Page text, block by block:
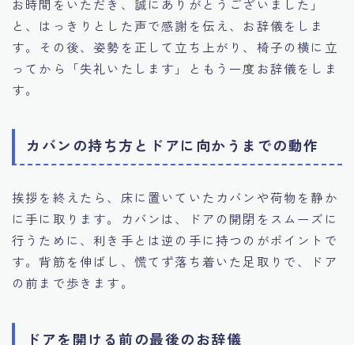
お時間をいただき、誠にありがとうございました」
と、はっきりとした声で感謝を伝え、お辞儀をしま
す。その後、姿勢を正して立ち上がり、椅子の横に立
ってから「失礼いたします」ともう一度お辞儀をしま
す。
カバンの持ち方とドアに向かうまでの動作
挨拶を終えたら、床に置いていたカバンや荷物を静か
に手に取ります。カバンは、ドアの開閉をスムーズに
行うために、利き手とは逆の手に持つのがポイントで
す。背筋を伸ばし、慌てず落ち着いた足取りで、ドア
の前まで歩きます。
ドアを開ける前の最後のお辞儀